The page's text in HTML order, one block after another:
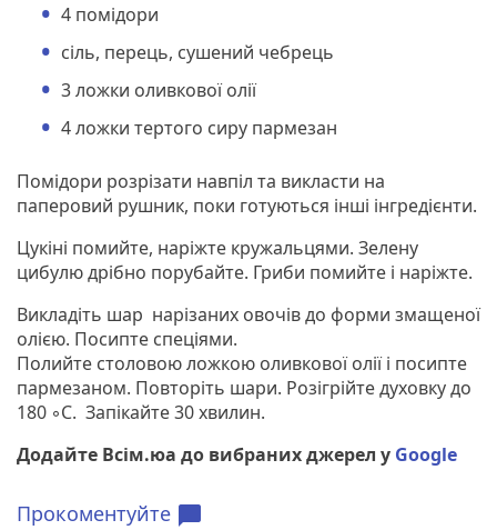
4 помідори
сіль, перець, сушений чебрець
3 ложки оливкової олії
4 ложки тертого сиру пармезан
Помідори розрізати навпіл та викласти на
паперовий рушник, поки готуються інші інгредієнти.
Цукіні помийте, наріжте кружальцями. Зелену
цибулю дрібно порубайте. Гриби помийте і наріжте.
Викладіть шар нарізаних овочів до форми змащеної
олією. Посипте спеціями.
Полийте столовою ложкою оливкової олії і посипте
пармезаном. Повторіть шари. Розігрійте духовку до
180 ◦С. Запікайте 30 хвилин.
Додайте Всім.юа до вибраних джерел у Google
Прокоментуйте chat_bubble